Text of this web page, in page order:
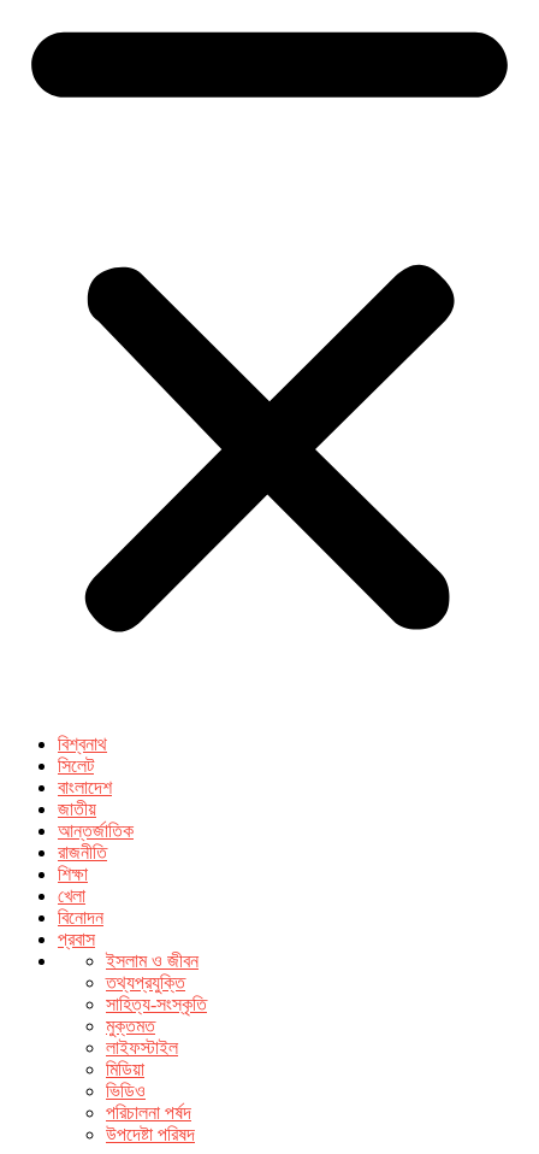
বিশ্বনাথ
সিলেট
বাংলাদেশ
জাতীয়
আন্তর্জাতিক
রাজনীতি
শিক্ষা
খেলা
বিনোদন
প্রবাস
ইসলাম ও জীবন
তথ্যপ্রযুক্তি
সাহিত্য-সংস্কৃতি
মুক্তমত
লাইফস্টাইল
মিডিয়া
ভিডিও
পরিচালনা পর্ষদ
উপদেষ্টা পরিষদ